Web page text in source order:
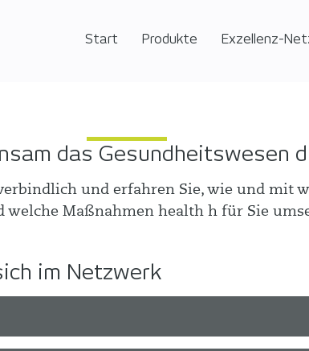
Start Produkte Exzellenz-
und erfahren Sie, wie und mit
Maßnahmen health h für Sie
das Gesundheitswesen
im Netzwerk